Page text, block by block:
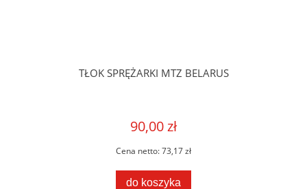
TŁOK SPRĘŻARKI MTZ BELARUS
90,00 zł
Cena netto:73,17 zł
do koszyka